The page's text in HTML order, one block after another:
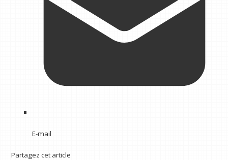
E-mail
Partagez cet article